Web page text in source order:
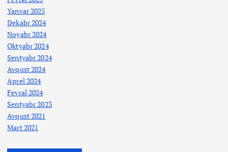
Yanvar 2025
Dekabr 2024
Noyabr 2024
Oktyabr 2024
Sentyabr 2024
Avqust 2024
Aprel 2024
Fevral 2024
Sentyabr 2023
Avqust 2021
Mart 2021